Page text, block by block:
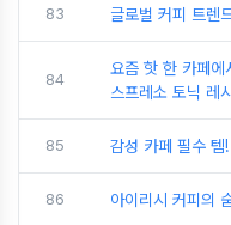
83 글로벌 커피 트렌
84
요즘 핫 한 카페
스프레소 토닉 레
85 감성 카페 필수 템
86 아이리시 커피의